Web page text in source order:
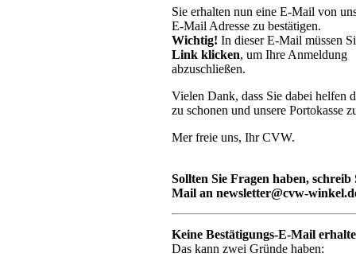
Sie erhalten nun eine E-Mail von
E-Mail Adresse zu bestätigen.
Wichtig! In dieser E-Mail müssen
Link klicken, um Ihre Anmeldung
abzuschließen.
Vielen Dank, dass Sie dabei helfen
zu schonen und unsere Portokasse
Mer freie uns, Ihr CVW.
Sollten Sie Fragen haben, schreib
Mail an newsletter@cvw-
Keine Bestätigungs-E-Mail
Das kann zwei Gründe haben: